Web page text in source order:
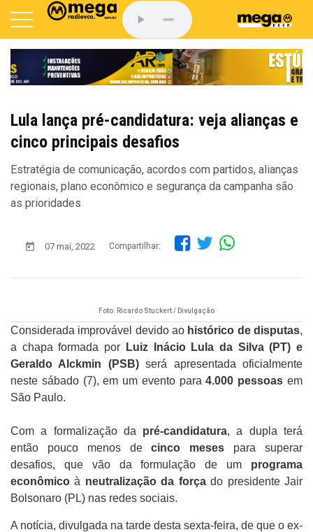
Lula lança pré-candidatura: veja alianças e
cinco principais desafios
Estratégia de comunicação, acordos com partidos, alianças
regionais, plano econômico e segurança da campanha são
as prioridades
07 mai, 2022 Compartilhar:
Foto: Ricardo Stuckert / Divulgação
Considerada improvável devido ao histórico de disputas,
a chapa formada por
Luiz Inácio Lula da Silva (PT) e
Geraldo Alckmin (PSB)será apresentada oficialmente
neste sábado (7), em um evento para4.000 pessoasem
São Paulo.
Com a formalização da pré-candidatura, a dupla terá
então pouco menos decinco meses para superar
desafios, que vão da formulação de um programa
econômicoà neutralização da forçado presidente Jair
Bolsonaro (PL) nas redes sociais.
A notícia, divulgada na tarde desta sexta-feira, de que o ex-